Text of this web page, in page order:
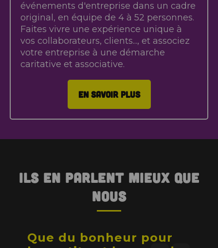
événements d'entreprise dans un cadre
original, en équipe de 4 à 52 personnes.
Faites vivre une expérience unique à
vos collaborateurs, clients..., et associez
votre entreprise à une démarche
caritative et associative.
EN SAVOIR PLUS
Ils en parlent mieux que
nous
Que du bonheur pour